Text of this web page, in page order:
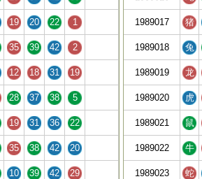
19 20 22 1
35 39 42 2
12 18 31 19
28 37 38 5
19 31 36 22
35 38 42 20
10 39 42 29
1989017 猪
1989018 兔
1989019 龙
1989020 虎
1989021 鼠
1989022 牛
1989023 蛇